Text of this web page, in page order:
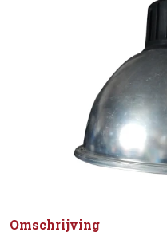
Omschrijving